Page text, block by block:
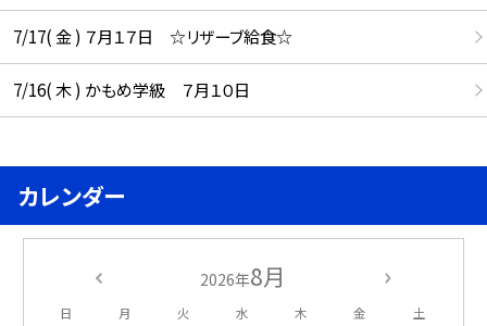
7/17( 金 ) ７月１７日 ☆リザーブ給食☆
7/16( 木 ) かもめ学級 ７月１０日
カレンダー
2026年8月
日 月 火 水 木 金 土